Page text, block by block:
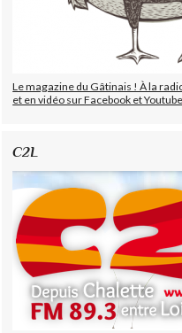
Le magazine du Gâtinais ! À la
et en vidéo sur Facebook et
C2L